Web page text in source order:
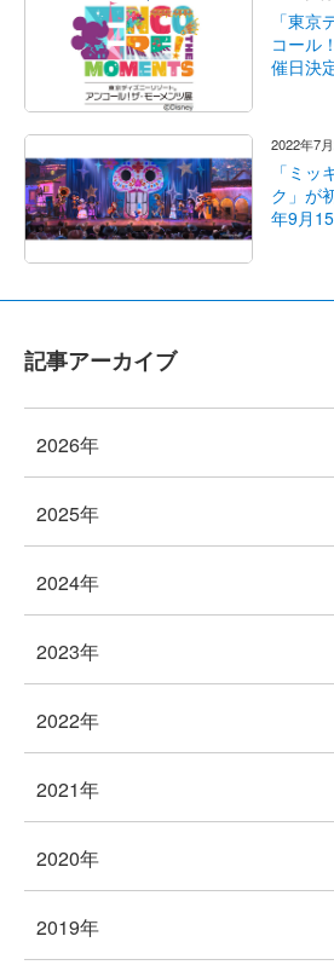
「東
コール
催日決
2022年7
「ミッ
ク」が
年9月
記事アーカイブ
2026年
2025年
2024年
2023年
2022年
2021年
2020年
2019年